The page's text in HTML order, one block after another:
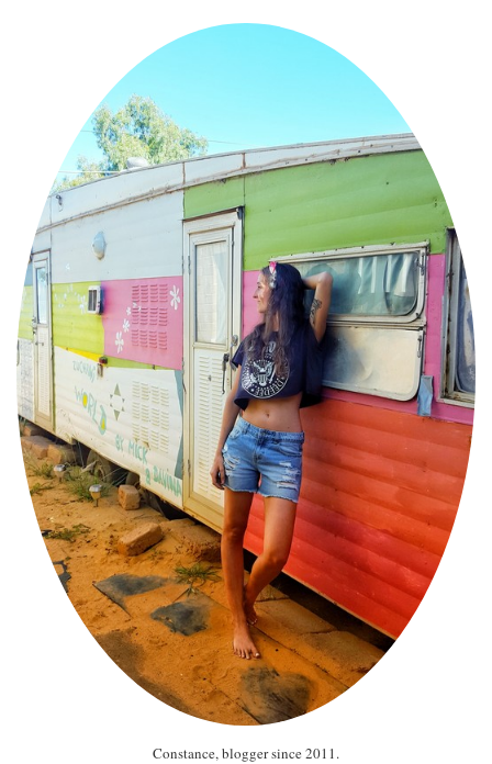
Constance, blogger since 2011.